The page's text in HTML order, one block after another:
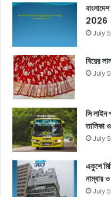
2026
July
বিয়ের
July
সি লাইন
তালিকা
July
একুশে
নাম্বার ও
July